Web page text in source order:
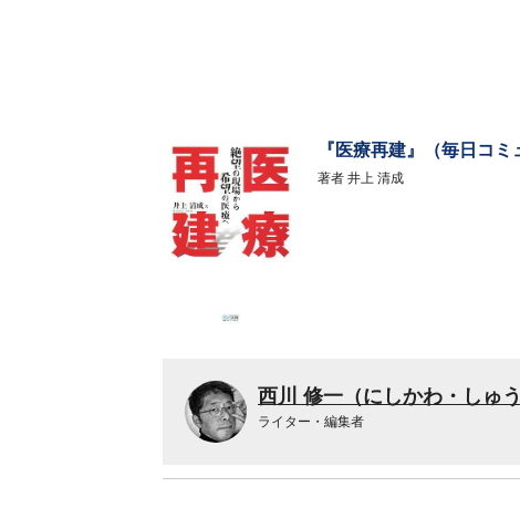
『医療再建』（毎日コミ
著者 井上 清成
西川 修一（にしかわ・しゅう
ライター・編集者